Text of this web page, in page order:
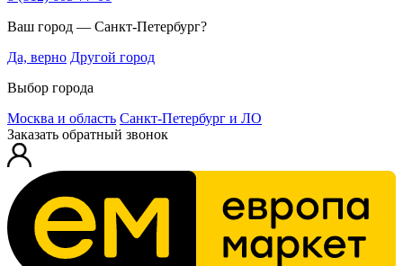
Ваш город — Санкт-Петербург?
Да, верно Другой город
Выбор города
Москва и область Санкт-Петербург и ЛО
Заказать обратный звонок